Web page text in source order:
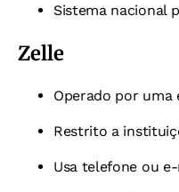
Sistema nacional
Zelle
Operado por uma
Restrito a
Usa telefone ou